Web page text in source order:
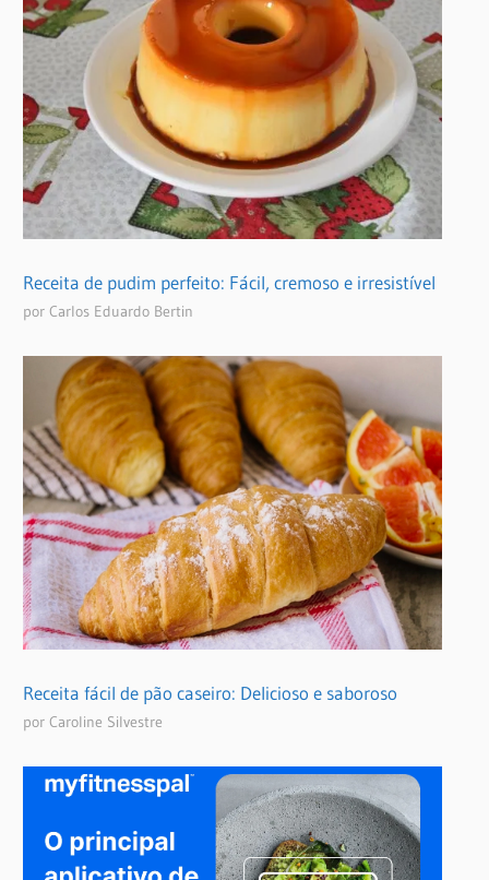
Receita de pudim perfeito: Fácil, cremoso e irresistível
por Carlos Eduardo Bertin
Receita fácil de pão caseiro: Delicioso e saboroso
por Caroline Silvestre